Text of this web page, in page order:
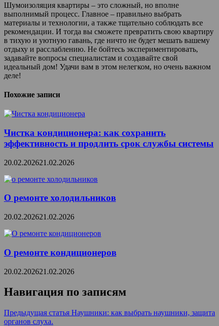
Шумоизоляция квартиры – это сложный, но вполне
выполнимый процесс. Главное – правильно выбрать
материалы и технологии, а также тщательно соблюдать все
рекомендации. И тогда вы сможете превратить свою квартиру
в тихую и уютную гавань, где ничто не будет мешать вашему
отдыху и расслаблению. Не бойтесь экспериментировать,
задавайте вопросы специалистам и создавайте свой
идеальный дом! Удачи вам в этом нелегком, но очень важном
деле!
Похожие записи
Чистка кондиционера: как сохранить
эффективность и продлить срок службы системы
20.02.202621.02.2026
О ремонте холодильников
20.02.202621.02.2026
О ремонте кондиционеров
20.02.202621.02.2026
Навигация по записям
Предыдущая статья Наушники: как выбрать наушники, защита
органов слуха.